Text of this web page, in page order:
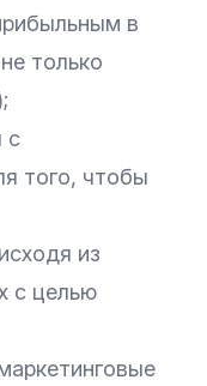
в
только
с
того, чтобы
из
с целью